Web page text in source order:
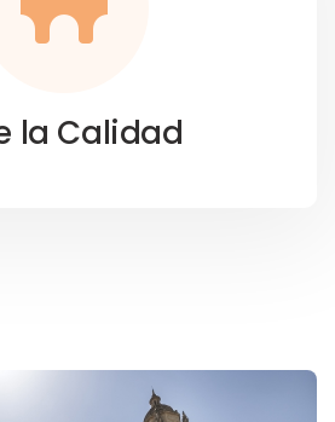
la Calidad